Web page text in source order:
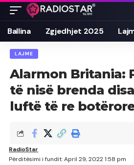
Ballina Zgjedhjet 2025
LAJME
Alarmon Britania:
të nisë brenda
luftë të re
Përditësimi i fundit: April 29, 2022 1:58 pm
RadioStar